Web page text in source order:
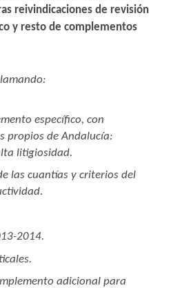
reivindicaciones de revisión
y resto de complementos
específico, con
propios de Andalucía:
litigiosidad.
las cuantías y criterios del
2014.
adicional para